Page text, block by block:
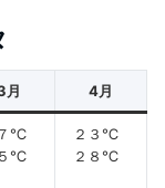
月 4月
℃
℃
２３℃
２８℃